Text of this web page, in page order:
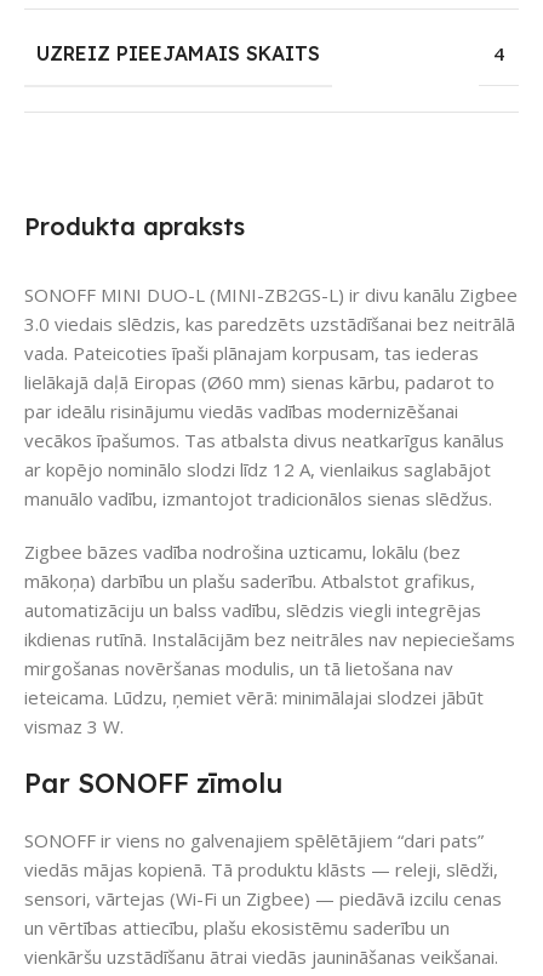
Produkta apraksts
SONOFF MINI DUO-L (MINI-ZB2GS-L) ir divu kanālu Zigbee
3.0 viedais slēdzis, kas paredzēts uzstādīšanai bez neitrālā
vada. Pateicoties īpaši plānajam korpusam, tas iederas
lielākajā daļā Eiropas (Ø60 mm) sienas kārbu, padarot to
par ideālu risinājumu viedās vadības modernizēšanai
vecākos īpašumos. Tas atbalsta divus neatkarīgus kanālus
ar kopējo nominālo slodzi līdz 12 A, vienlaikus saglabājot
manuālo vadību, izmantojot tradicionālos sienas slēdžus.
Zigbee bāzes vadība nodrošina uzticamu, lokālu (bez
mākoņa) darbību un plašu saderību. Atbalstot grafikus,
automatizāciju un balss vadību, slēdzis viegli integrējas
ikdienas rutīnā. Instalācijām bez neitrāles nav nepieciešams
mirgošanas novēršanas modulis, un tā lietošana nav
ieteicama. Lūdzu, ņemiet vērā: minimālajai slodzei jābūt
vismaz 3 W.
Par SONOFF zīmolu
SONOFF ir viens no galvenajiem spēlētājiem “dari pats”
viedās mājas kopienā. Tā produktu klāsts — releji, slēdži,
sensori, vārtejas (Wi-Fi un Zigbee) — piedāvā izcilu cenas
un vērtības attiecību, plašu ekosistēmu saderību un
vienkāršu uzstādīšanu ātrai viedās jaunināšanas veikšanai.
UZREIZ PIEEJAMAIS SKAITS 4